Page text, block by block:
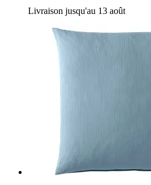
Livraison jusqu'au 13 août